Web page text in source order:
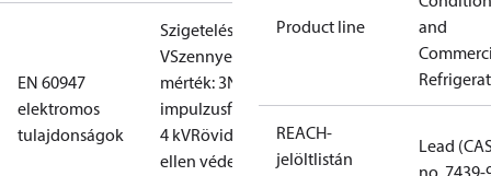
EN 60947
elektromos
tulajdonságok
Szigetelés: 400
VSzennyezési
mérték: 3Névleges
impulzusfeszültség:
4 kVRövidzárlat
ellen védelem,
Product line
and
REACH-
jelöltlistán
Lead
no. 7439-